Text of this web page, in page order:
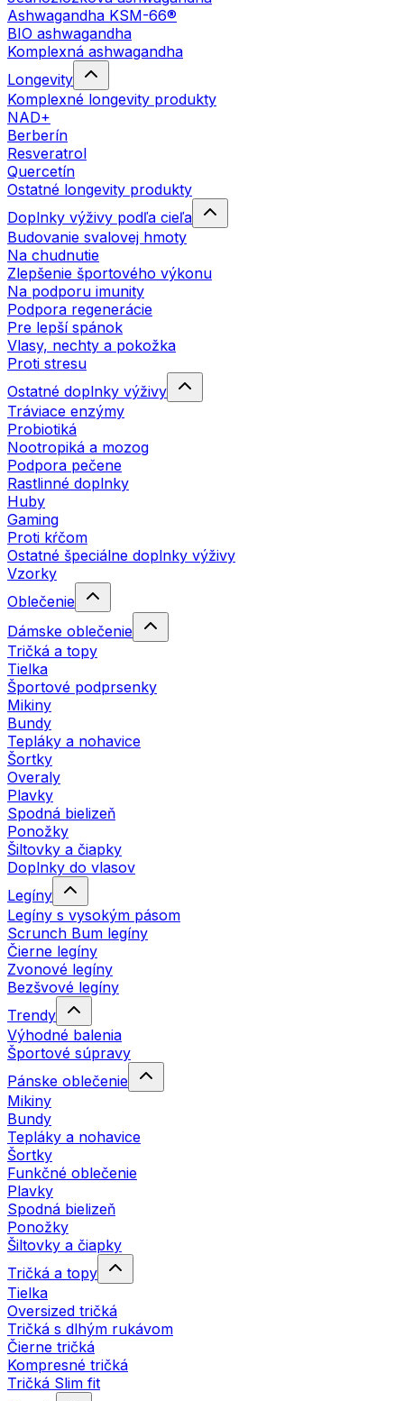
Ashwagandha KSM-66®
BIO ashwagandha
Komplexná ashwagandha
Longevity
Komplexné longevity produkty
NAD+
Berberín
Resveratrol
Quercetín
Ostatné longevity produkty
Doplnky výživy podľa cieľa
Budovanie svalovej hmoty
Na chudnutie
Zlepšenie športového výkonu
Na podporu imunity
Podpora regenerácie
Pre lepší spánok
Vlasy, nechty a pokožka
Proti stresu
Ostatné doplnky výživy
Tráviace enzýmy
Probiotiká
Nootropiká a mozog
Podpora pečene
Rastlinné doplnky
Huby
Gaming
Proti kŕčom
Ostatné špeciálne doplnky výživy
Vzorky
Oblečenie
Dámske oblečenie
Tričká a topy
Tielka
Športové podprsenky
Mikiny
Bundy
Tepláky a nohavice
Šortky
Overaly
Plavky
Spodná bielizeň
Ponožky
Šiltovky a čiapky
Doplnky do vlasov
Legíny
Legíny s vysokým pásom
Scrunch Bum legíny
Čierne legíny
Zvonové legíny
Bezšvové legíny
Trendy
Výhodné balenia
Športové súpravy
Pánske oblečenie
Mikiny
Bundy
Tepláky a nohavice
Šortky
Funkčné oblečenie
Plavky
Spodná bielizeň
Ponožky
Šiltovky a čiapky
Tričká a topy
Tielka
Oversized tričká
Tričká s dlhým rukávom
Čierne tričká
Kompresné tričká
Tričká Slim fit